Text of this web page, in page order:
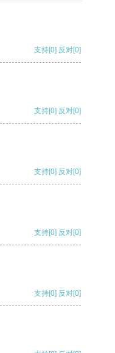
支持[0] 反对[0]
支持[0] 反对[0]
支持[0] 反对[0]
支持[0] 反对[0]
支持[0] 反对[0]